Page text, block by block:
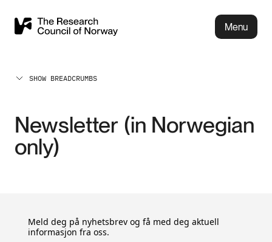
Menu
SHOW BREADCRUMBS
Newsletter (in Norwegian
only)
Meld deg på nyhetsbrev og få med deg aktuell
informasjon fra oss.